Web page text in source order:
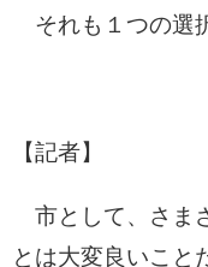
それも１つの選
【記者】
市として、さま
とは大変良いこと